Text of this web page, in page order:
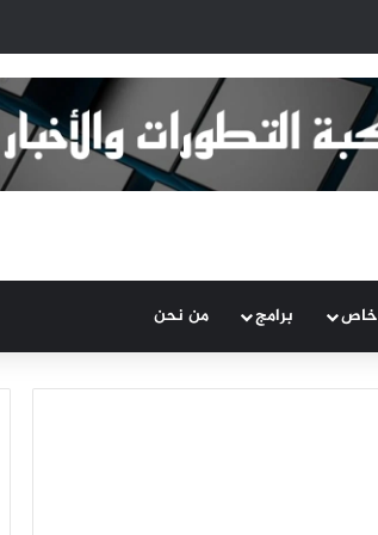
خاص برامج من نحن